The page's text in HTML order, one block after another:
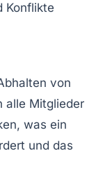
Konflikte
von
alle Mitglieder
was ein
und das